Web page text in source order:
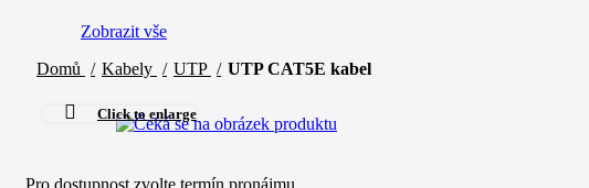
Zobrazit vše
Domů Kabely UTP UTP CAT5E kabel
Click to enlarge
Pro dostupnost zvolte termín pronájmu